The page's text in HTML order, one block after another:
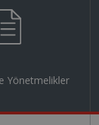
Yönetmelikler